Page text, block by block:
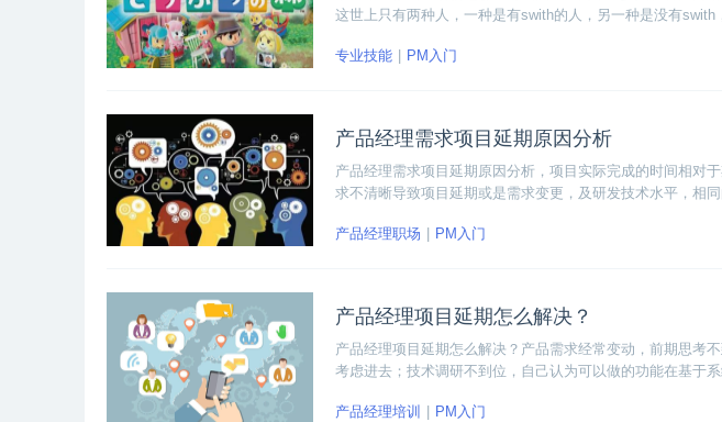
这世上只有两种人，一种是有swith的人，另一种是没有
背后的产品思考。
专业技能 PM入门
产品经理需求项目延期原因分析
产品经理需求项目延期原因分析，项目实际完成的时间相对
求不清晰导致项目延期或是需求变更，及研发技术水平，相
产品经理职场 PM入门
产品经理项目延期怎么解决？
产品经理项目延期怎么解决？产品需求经常变动，前期思考
考虑进去；技术调研不到位，自己认为可以做的功能在基于
产品经理培训 PM入门